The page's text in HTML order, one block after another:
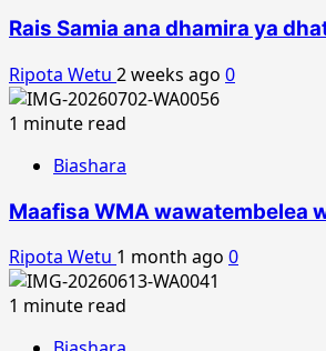
Rais Samia ana dhamira ya
Ripota Wetu 2 weeks ago 0
1 minute read
Biashara
Maafisa WMA wawatembelea
Ripota Wetu 1 month ago 0
1 minute read